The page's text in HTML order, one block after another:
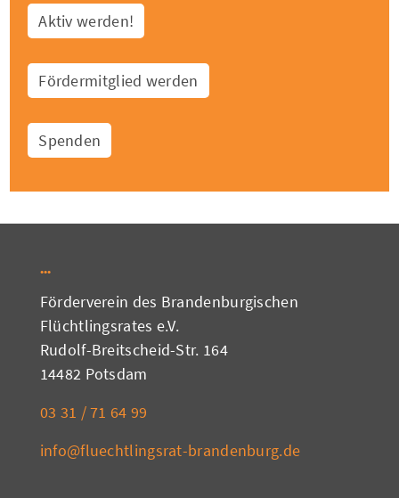
Aktiv werden!
Fördermitglied werden
Spenden
Förderverein des Brandenburgischen
Flüchtlingsrates e.V.
Rudolf-Breitscheid-Str. 164
14482 Potsdam
03 31 / 71 64 99
info@fluechtlingsrat-brandenburg.de